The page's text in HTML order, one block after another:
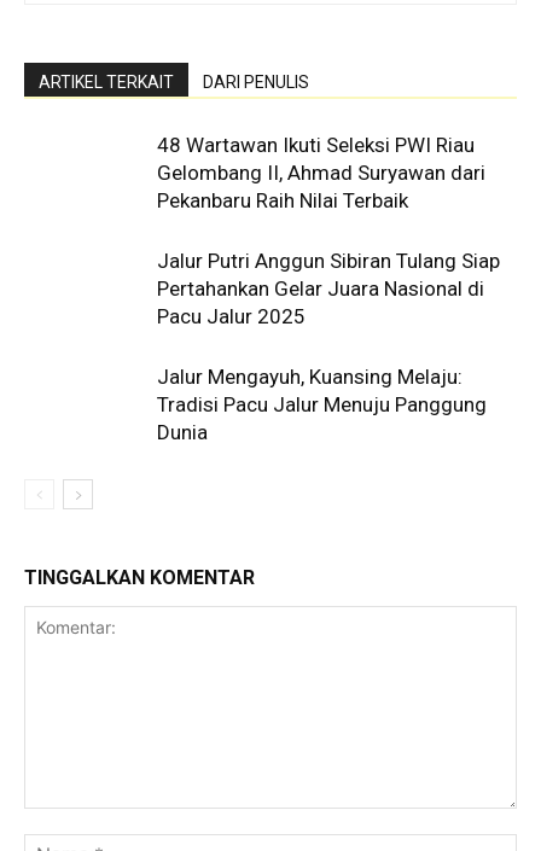
ARTIKEL TERKAIT DARI PENULIS
48 Wartawan Ikuti Seleksi PWI Riau
Gelombang II, Ahmad Suryawan dari
Pekanbaru Raih Nilai Terbaik
Jalur Putri Anggun Sibiran Tulang Siap
Pertahankan Gelar Juara Nasional di
Pacu Jalur 2025
Jalur Mengayuh, Kuansing Melaju:
Tradisi Pacu Jalur Menuju Panggung
Dunia
TINGGALKAN KOMENTAR